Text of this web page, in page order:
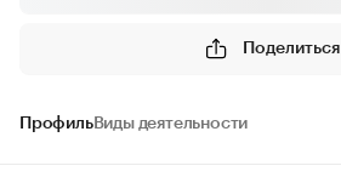
Поделиться
ПрофильВиды деятельности